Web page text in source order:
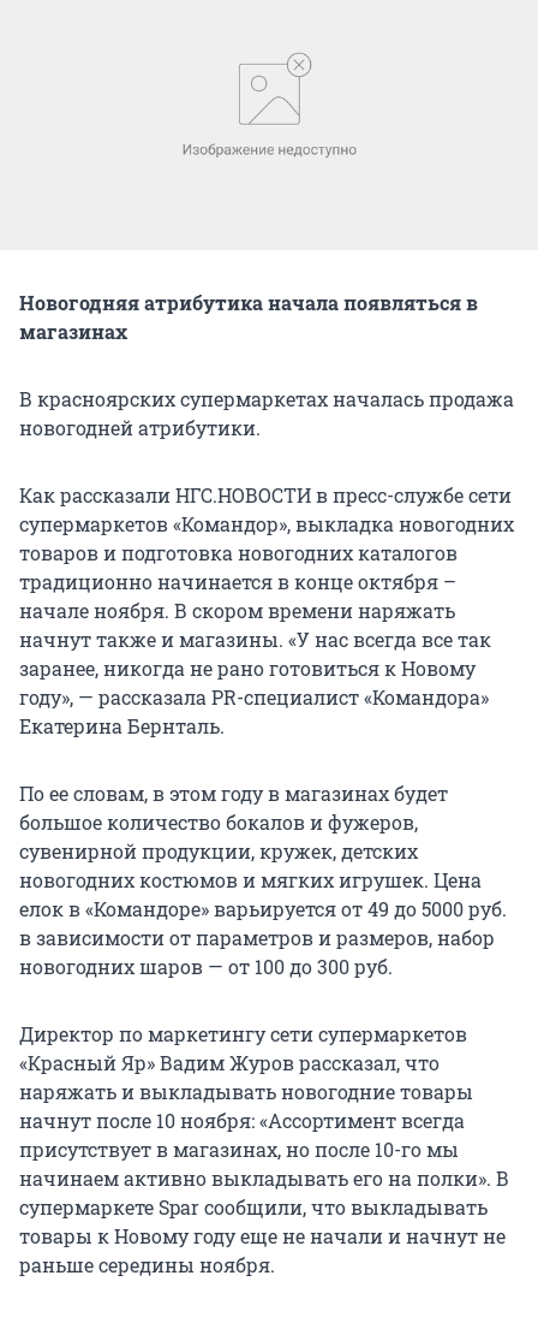
Новогодняя атрибутика начала появляться в
магазинах
В красноярских супермаркетах началась продажа
новогодней атрибутики.
Как рассказали НГС.НОВОСТИ в пресс-службе сети
супермаркетов «Командор», выкладка новогодних
товаров и подготовка новогодних каталогов
традиционно начинается в конце октября –
начале ноября. В скором времени наряжать
начнут также и магазины. «У нас всегда все так
заранее, никогда не рано готовиться к Новому
году», — рассказала PR-специалист «Командора»
Екатерина Бернталь.
По ее словам, в этом году в магазинах будет
большое количество бокалов и фужеров,
сувенирной продукции, кружек, детских
новогодних костюмов и мягких игрушек. Цена
елок в «Командоре» варьируется от 49 до 5000 руб.
в зависимости от параметров и размеров, набор
новогодних шаров — от 100 до 300 руб.
Директор по маркетингу сети супермаркетов
«Красный Яр» Вадим Журов рассказал, что
наряжать и выкладывать новогодние товары
начнут после 10 ноября: «Ассортимент всегда
присутствует в магазинах, но после 10-го мы
начинаем активно выкладывать его на полки». В
супермаркете Spar сообщили, что выкладывать
товары к Новому году еще не начали и начнут не
раньше середины ноября.